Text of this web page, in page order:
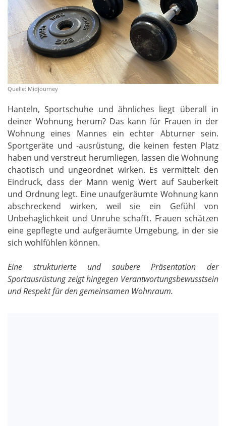
Quelle: Midjourney
Hanteln, Sportschuhe und ähnliches liegt überall in
deiner Wohnung herum? Das kann für Frauen in der
Wohnung eines Mannes ein echter Abturner sein.
Sportgeräte und -ausrüstung, die keinen festen Platz
haben und verstreut herumliegen, lassen die Wohnung
chaotisch und ungeordnet wirken. Es vermittelt den
Eindruck, dass der Mann wenig Wert auf Sauberkeit
und Ordnung legt. Eine unaufgeräumte Wohnung kann
abschreckend wirken, weil sie ein Gefühl von
Unbehaglichkeit und Unruhe schafft. Frauen schätzen
eine gepflegte und aufgeräumte Umgebung, in der sie
sich wohlfühlen können.
Eine strukturierte und saubere Präsentation der
Sportausrüstung zeigt hingegen Verantwortungsbewusstsein
und Respekt für den gemeinsamen Wohnraum.